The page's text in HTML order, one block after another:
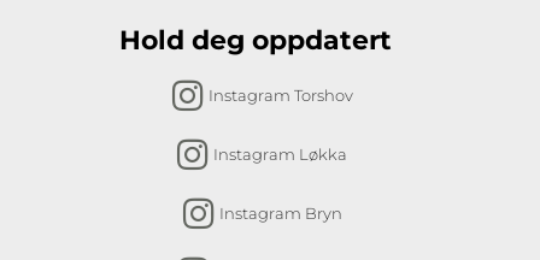
Hold deg oppdatert
Instagram Torshov
Instagram Løkka
Instagram Bryn